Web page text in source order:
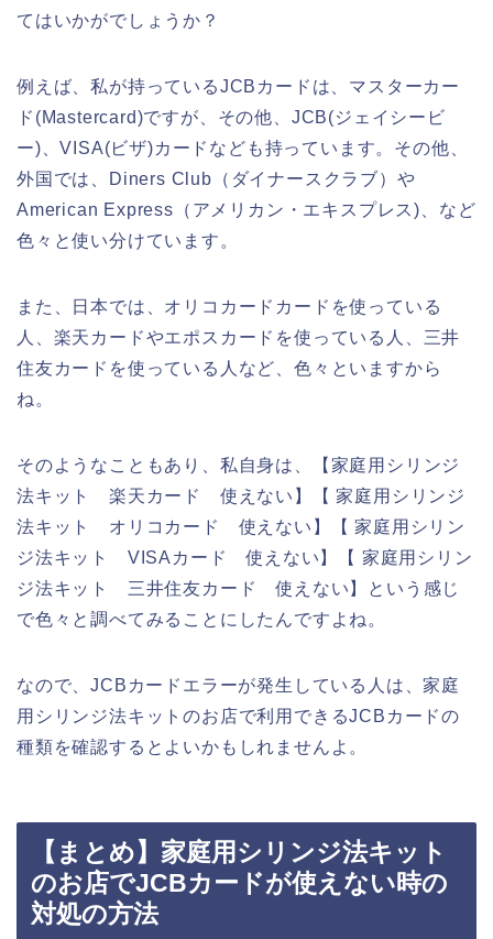
てはいかがでしょうか？
例えば、私が持っているJCBカードは、マスターカー
ド(Mastercard)ですが、その他、JCB(ジェイシービ
ー)、VISA(ビザ)カードなども持っています。その他、
外国では、Diners Club（ダイナースクラブ）や
American Express（アメリカン・エキスプレス)、など
色々と使い分けています。
また、日本では、オリコカードカードを使っている
人、楽天カードやエポスカードを使っている人、三井
住友カードを使っている人など、色々といますから
ね。
そのようなこともあり、私自身は、【家庭用シリンジ
法キット 楽天カード 使えない】【 家庭用シリンジ
法キット オリコカード 使えない】【 家庭用シリン
ジ法キット VISAカード 使えない】【 家庭用シリン
ジ法キット 三井住友カード 使えない】という感じ
で色々と調べてみることにしたんですよね。
なので、JCBカードエラーが発生している人は、家庭
用シリンジ法キットのお店で利用できるJCBカードの
種類を確認するとよいかもしれませんよ。
【まとめ】家庭用シリンジ法キット
のお店でJCBカードが使えない時の
対処の方法